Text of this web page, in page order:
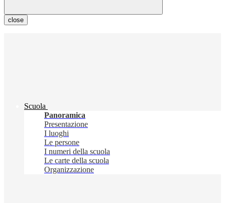
close
Scuola
Panoramica
Presentazione
I luoghi
Le persone
I numeri della scuola
Le carte della scuola
Organizzazione